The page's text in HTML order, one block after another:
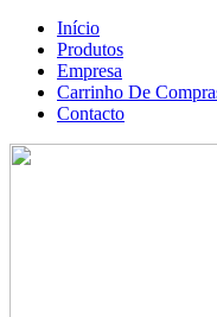
Início
Produtos
Empresa
Carrinho De
Contacto